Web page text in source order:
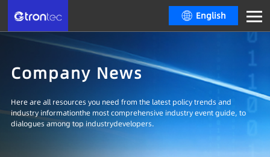
English
Company News
Here are all resources you need from the latest policy trends and
industry informationthe most comprehensive industry event guide, to
dialogues among top industrydevelopers.